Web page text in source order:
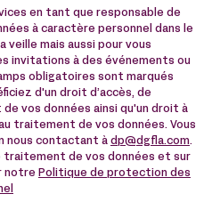
en tant que responsable de
à caractère personnel dans le
veille mais aussi pour vous
invitations à des événements ou
obligatoires sont marqués
d'un droit d’accès, de
vos données ainsi qu'un droit à
traitement de vos données. Vous
nous contactant à dp@dgfla.com.
traitement de vos données et sur
notre Politique de protection des